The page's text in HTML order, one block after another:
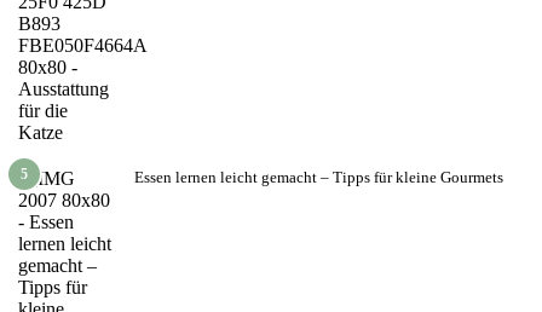
5 Essen lernen leicht gemacht – Tipps für kleine Gourmets